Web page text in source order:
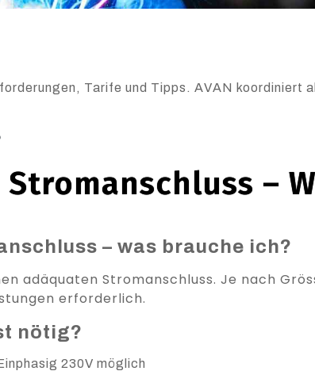
Tarife und Tipps. AVAN koordiniert
–
– was brauche ich?
adäquaten Stromanschluss. Je nach
erforderlich.
nötig?
230V möglich